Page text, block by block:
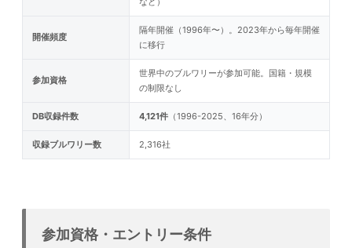
開催頻度
隔年開催（1996年〜）。2023年から毎年開催
に移行
参加資格
世界中のブルワリーが参加可能。国籍・規模
の制限なし
DB収録件数 4,121件 （1996-2025、16年分）
収録ブルワリー数 2,316社
参加資格・エントリー条件